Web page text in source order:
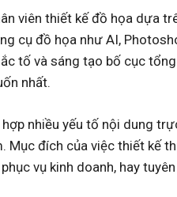
viên thiết kế đồ họa dựa
cụ đồ họa như AI,
tố và sáng tạo bố cục
nhất.
nhiều yếu tố nội dung
Mục đích của việc thiết kế
vụ kinh doanh, hay